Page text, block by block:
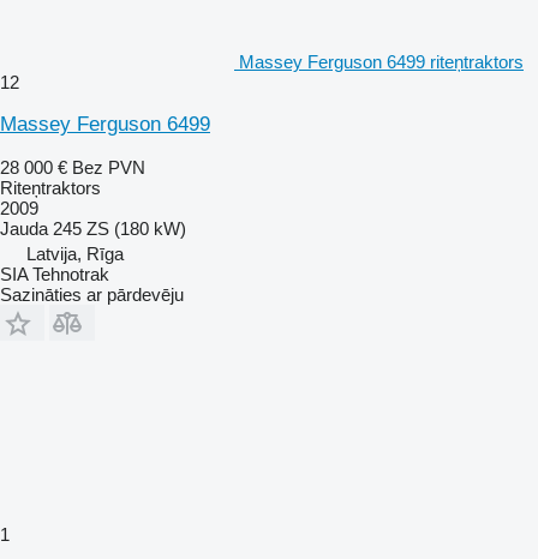
Massey Ferguson 6499 riteņtraktors
12
Massey Ferguson 6499
28 000 € Bez PVN
Riteņtraktors
2009
Jauda 245 ZS (180 kW)
Latvija, Rīga
SIA Tehnotrak
Sazināties ar pārdevēju
1